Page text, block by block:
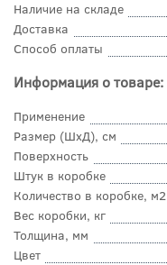
Наличие на складе
Доставка
Способ оплаты
Информация о товаре:
Применение
Размер (ШхД), см
Поверхность
Штук в коробке
Количество в коробке, м2
Вес коробки, кг
Толщина, мм
Цвет